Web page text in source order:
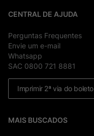
CENTRAL DE AJUDA
Perguntas Frequentes
Envie um e-mail
Whatsapp
SAC 0800 721 8881
Imprimir 2ª via do boleto
MAIS BUSCADOS